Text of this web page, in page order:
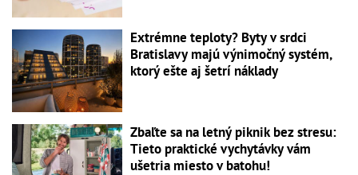
Extrémne teploty? Byty v srdci
Bratislavy majú výnimočný systém,
ktorý ešte aj šetrí náklady
Zbaľte sa na letný piknik bez stresu:
Tieto praktické vychytávky vám
ušetria miesto v batohu!